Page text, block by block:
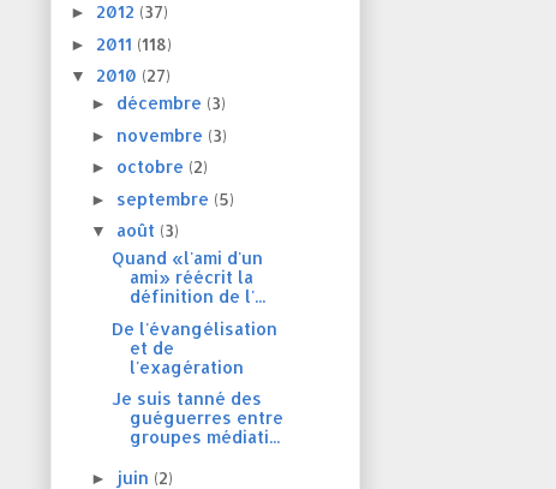
► 2012 (37)
► 2011 (118)
▼ 2010 (27)
► décembre (3)
► novembre (3)
► octobre (2)
► septembre (5)
▼ août (3)
Quand «l'ami d'un
ami» réécrit la
définition de l'...
De l'évangélisation
et de
l'exagération
Je suis tanné des
guéguerres entre
groupes médiati...
► juin (2)